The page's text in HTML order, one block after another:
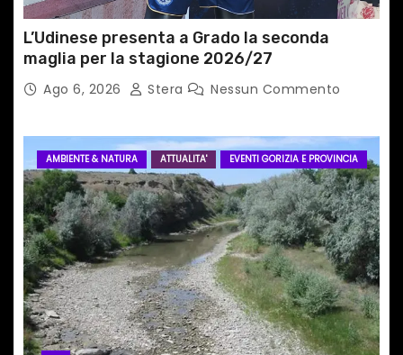
i
L’Udinese presenta a Grado la seconda
maglia per la stagione 2026/27
Ago 6, 2026 Stera Nessun Commento
AMBIENTE & NATURA ATTUALITA' EVENTI GORIZIA E PROVINCIA